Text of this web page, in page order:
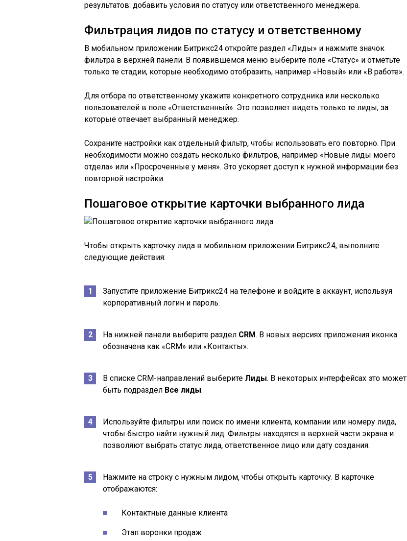
результатов: добавить условия по статусу или ответственного менеджера.
Фильтрация лидов по статусу и ответственному
В мобильном приложении Битрикс24 откройте раздел «Лиды» и нажмите значок
фильтра в верхней панели. В появившемся меню выберите поле «Статус» и отметьте
только те стадии, которые необходимо отобразить, например «Новый» или «В работе».
Для отбора по ответственному укажите конкретного сотрудника или несколько
пользователей в поле «Ответственный». Это позволяет видеть только те лиды, за
которые отвечает выбранный менеджер.
Сохраните настройки как отдельный фильтр, чтобы использовать его повторно. При
необходимости можно создать несколько фильтров, например «Новые лиды моего
отдела» или «Просроченные у меня». Это ускоряет доступ к нужной информации без
повторной настройки.
Пошаговое открытие карточки выбранного лида
Чтобы открыть карточку лида в мобильном приложении Битрикс24, выполните
следующие действия:
Запустите приложение Битрикс24 на телефоне и войдите в аккаунт, используя
корпоративный логин и пароль.
На нижней панели выберите раздел CRM. В новых версиях приложения иконка
обозначена как «CRM» или «Контакты».
В списке CRM-направлений выберите Лиды. В некоторых интерфейсах это может
быть подраздел Все лиды.
Используйте фильтры или поиск по имени клиента, компании или номеру лида,
чтобы быстро найти нужный лид. Фильтры находятся в верхней части экрана и
позволяют выбрать статус лида, ответственное лицо или дату создания.
Нажмите на строку с нужным лидом, чтобы открыть карточку. В карточке
отображаются:
Контактные данные клиента
Этап воронки продаж